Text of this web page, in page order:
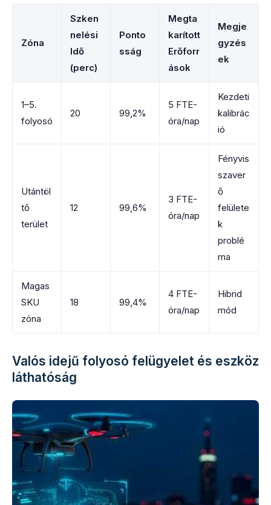
Zóna
Szken
nelési
Idő
(perc)
Ponto
sság
Megta
karított
Erőforr
ások
Megje
gyzés
ek
1–5.
folyosó
20 99,2%
5 FTE-
óra/nap
Kezdeti
kalibrác
ió
Utántöl
tő
terület
12 99,6%
3 FTE-
óra/nap
Fényvis
szaver
ő
felülete
k
problé
ma
Magas
SKU
zóna
18 99,4%
4 FTE-
óra/nap
Hibrid
mód
Valós idejű folyosó felügyelet és eszköz
láthatóság